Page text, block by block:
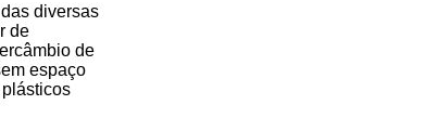
diversas
de
de
espaço